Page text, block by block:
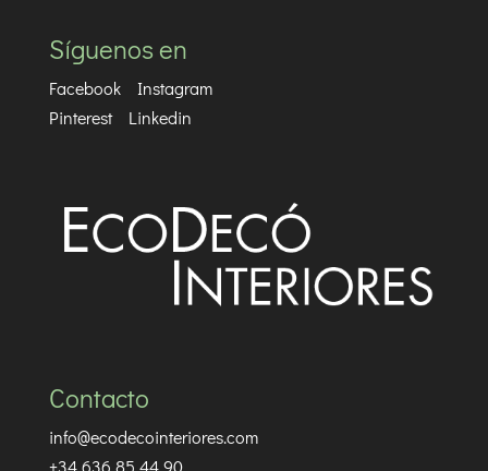
Síguenos en
Facebook
Instagram
Pinterest
Linkedin
Contacto
info@ecodecointeriores.com